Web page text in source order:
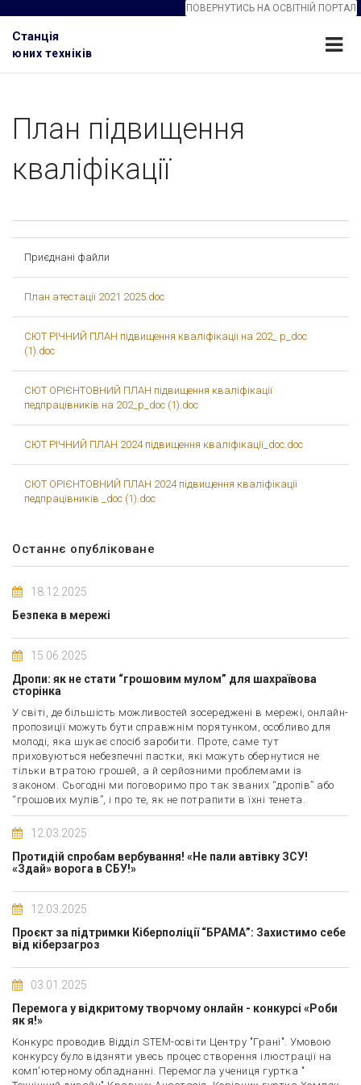
ПОВЕРНУТИСЬ НА ОСВІТНІЙ ПОРТАЛ
Станція
юних техніків
План підвищення
кваліфікації
Приєднані файли
План атестації 2021 2025.doc
СЮТ РІЧНИЙ ПЛАН підвищення кваліфікації на 202_ р_doc
(1).doc
СЮТ ОРІЄНТОВНИЙ ПЛАН підвищення кваліфікації
педпрацівників на 202_р_doc (1).doc
СЮТ РІЧНИЙ ПЛАН 2024 підвищення кваліфікації_doc.doc
СЮТ ОРІЄНТОВНИЙ ПЛАН 2024 підвищення кваліфікації
педпрацівників _doc (1).doc
Останнє опубліковане
18.12.2025
Безпека в мережі
15.06.2025
Дропи: як не стати “грошовим мулом” для шахраївова
сторінка
У світі, де більшість можливостей зосереджені в мережі, онлайн-
пропозиції можуть бути справжнім порятунком, особливо для
молоді, яка шукає спосіб заробити. Проте, саме тут
приховуються небезпечні пастки, які можуть обернутися не
тільки втратою грошей, а й серйозними проблемами із
законом. Сьогодні ми поговоримо про так званих “дропів” або
“грошових мулів”, і про те, як не потрапити в їхні тенета.
12.03.2025
Протидій спробам вербування! «Не пали автівку ЗСУ!
«Здай» ворога в СБУ!»
12.03.2025
Проєкт за підтримки Кіберполіції “БРАМА”: Захистимо себе
від кіберзагроз
03.01.2025
Перемога у відкритому творчому онлайн - конкурсі «Роби
як я!»
Конкурс проводив Відділ STEM-освіти Центру "Грані". Умовою
конкурсу було відзняти увесь процес створення ілюстрації на
комп'ютерному обладнанні. Перемогла учениця гуртка "